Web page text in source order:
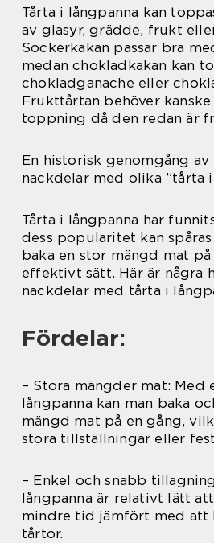
Tårta i långpanna kan
av glasyr, grädde, frukt
Sockerkakan passar bra
medan chokladkakan kan
chokladganache eller
Frukttårtan behöver kanske
toppning då den redan är
En historisk genomgång
nackdelar med olika ”tårta
Tårta i långpanna har
dess popularitet kan
baka en stor mängd mat
effektivt sätt. Här är några
nackdelar med tårta i
Fördelar:
– Stora mängder mat: Med
långpanna kan man baka
mängd mat på en gång,
stora tillställningar eller
– Enkel och snabb
långpanna är relativt lätt
mindre tid jämfört med att
tårtor.